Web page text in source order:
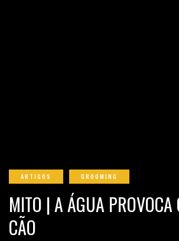
ARTIGOS GROOMING
MITO | A ÁGUA PROVOCA
CÃO